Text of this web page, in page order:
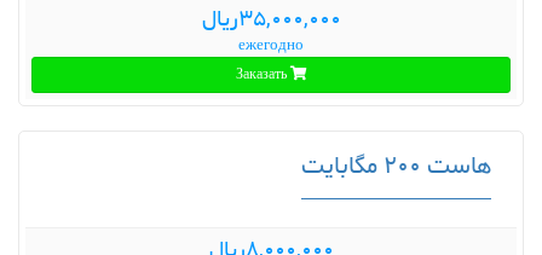
35,000,000ریال
ежегодно
Заказать
هاست 200 مگابایت